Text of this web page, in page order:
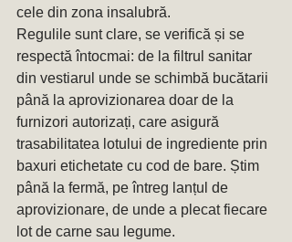
cele din zona insalubră.
Regulile sunt clare, se verifică și se
respectă întocmai: de la filtrul sanitar
din vestiarul unde se schimbă bucătarii
până la aprovizionarea doar de la
furnizori autorizați, care asigură
trasabilitatea lotului de ingrediente prin
baxuri etichetate cu cod de bare. Știm
până la fermă, pe întreg lanțul de
aprovizionare, de unde a plecat fiecare
lot de carne sau legume.